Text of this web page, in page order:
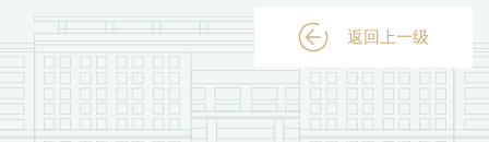
返回上一级